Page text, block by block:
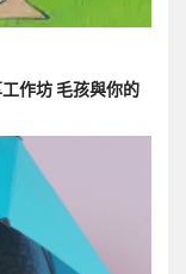
作坊 毛孩與你的